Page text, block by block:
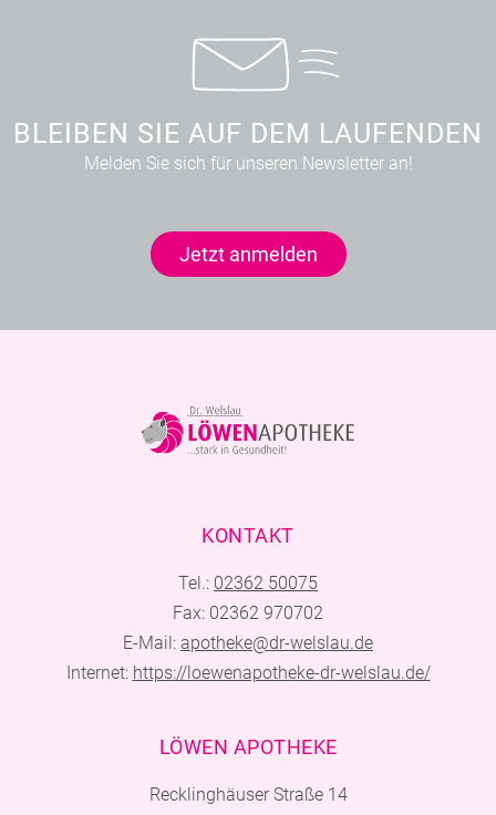
BLEIBEN SIE AUF DEM LAUFENDEN
Melden Sie sich für unseren Newsletter an!
Jetzt anmelden
KONTAKT
Tel.: 02362 50075
Fax: 02362 970702
E-Mail: apotheke@dr-welslau.de
Internet: https://loewenapotheke-dr-welslau.de/
LÖWEN APOTHEKE
Recklinghäuser Straße 14